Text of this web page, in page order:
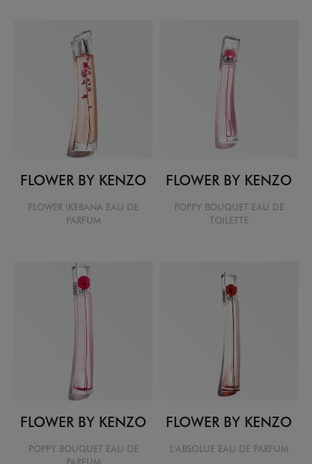
FLOWER BY KENZO
FLOWER IKEBANA EAU DE
PARFUM
FLOWER BY KENZO
POPPY BOUQUET EAU DE
TOILETTE
FLOWER BY KENZO
POPPY BOUQUET EAU DE
FLOWER BY KENZO
L'ABSOLUE EAU DE PARFUM